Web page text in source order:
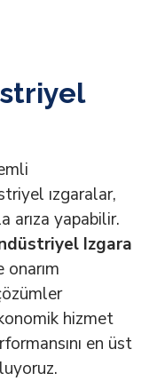
ızgaralar,
arıza yapabilir.
Izgara
onarım
hizmet
en üst